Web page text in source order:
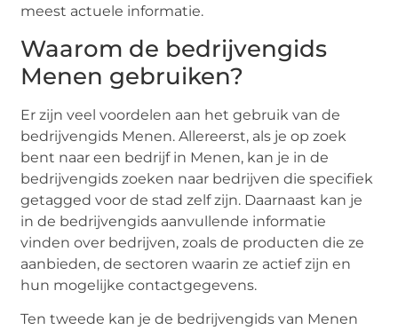
meest actuele informatie.
Waarom de bedrijvengids
Menen gebruiken?
Er zijn veel voordelen aan het gebruik van de
bedrijvengids Menen. Allereerst, als je op zoek
bent naar een bedrijf in Menen, kan je in de
bedrijvengids zoeken naar bedrijven die specifiek
getagged voor de stad zelf zijn. Daarnaast kan je
in de bedrijvengids aanvullende informatie
vinden over bedrijven, zoals de producten die ze
aanbieden, de sectoren waarin ze actief zijn en
hun mogelijke contactgegevens.
Ten tweede kan je de bedrijvengids van Menen